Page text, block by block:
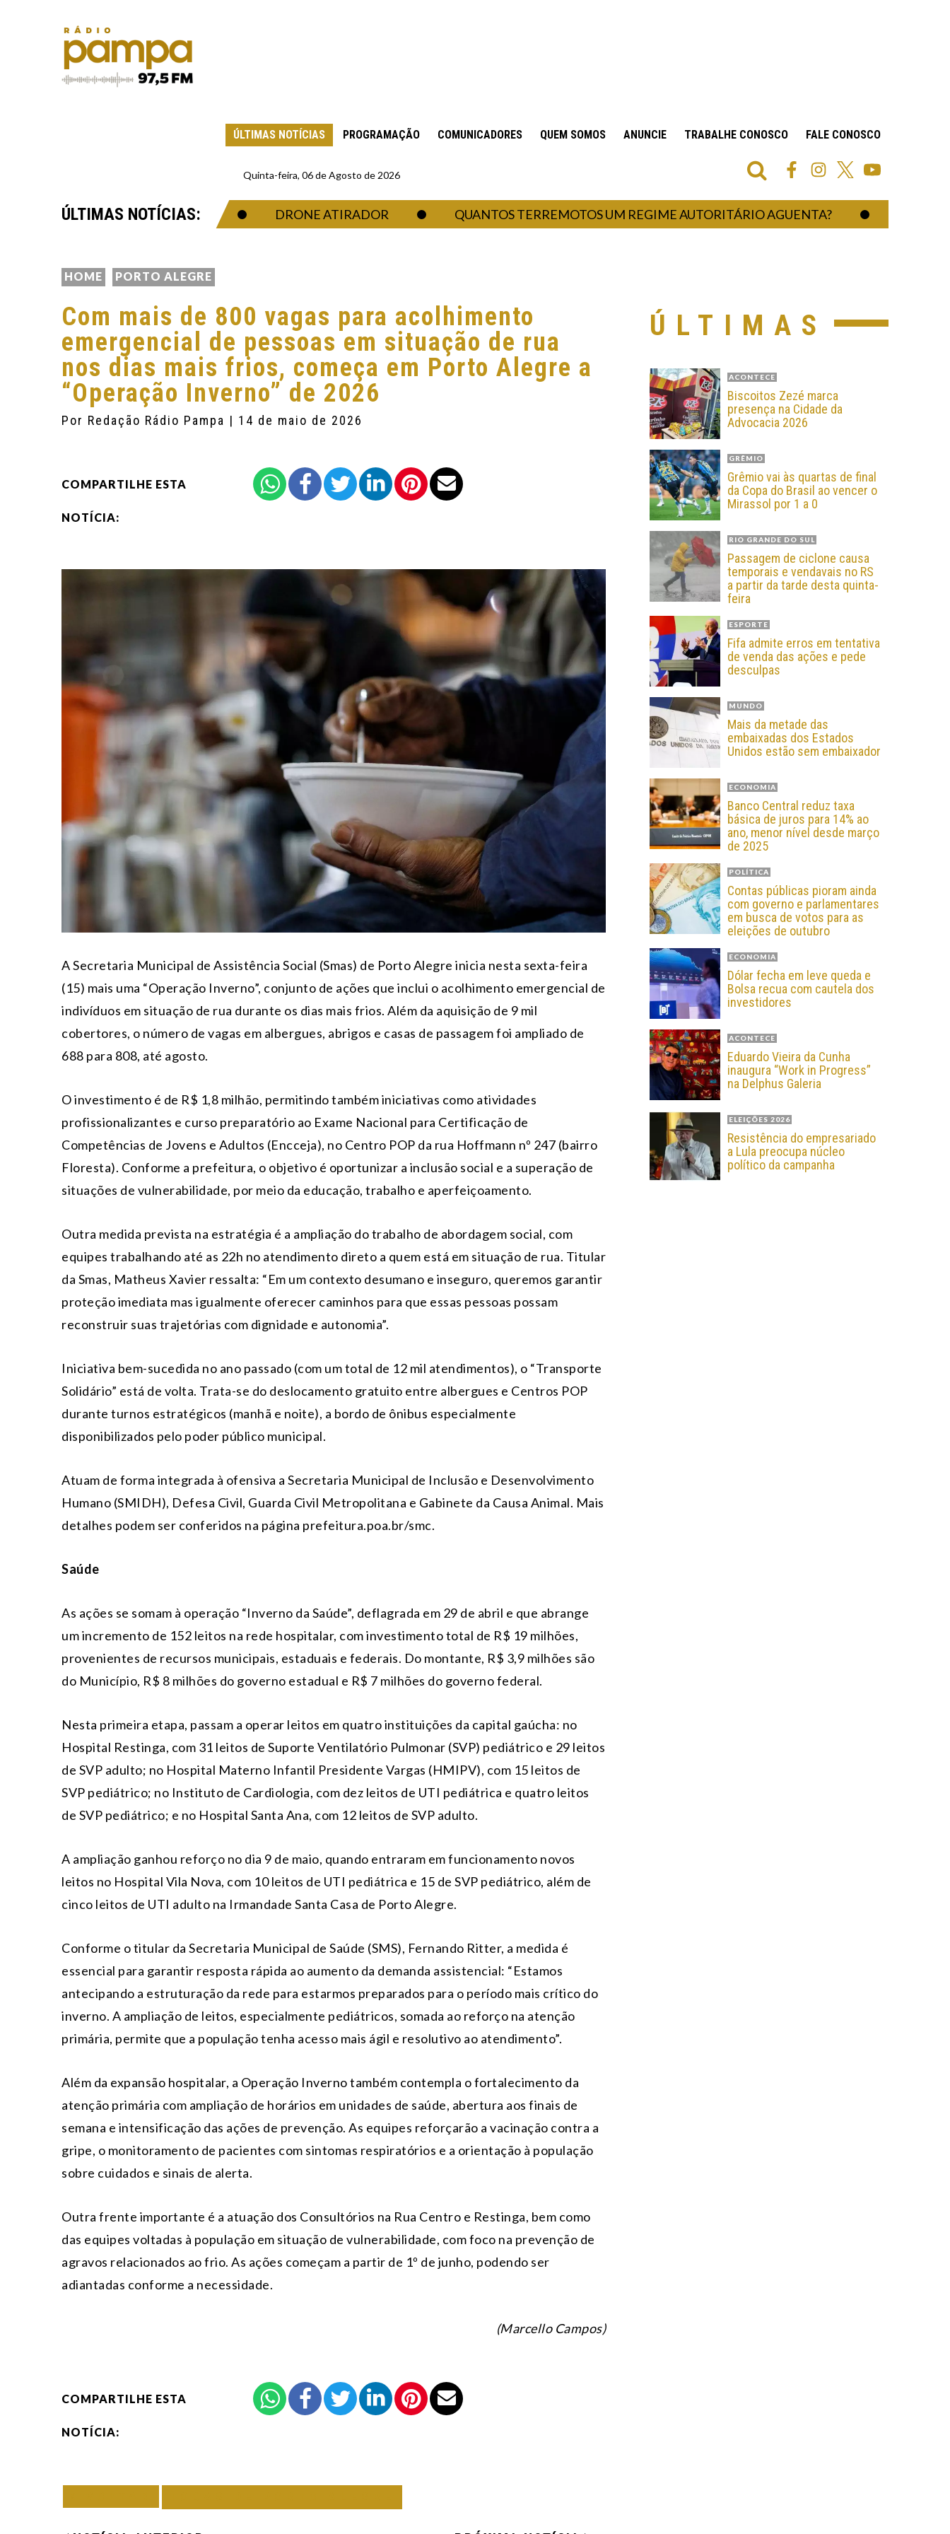
ÚLTIMAS NOTÍCIAS PROGRAMAÇÃO COMUNICADORES QUEM SOMOS ANUNCIE TRABALHE CONOSCO FALE CONOSCO
Quinta-feira, 06 de Agosto de 2026
ÚLTIMAS NOTÍCIAS:
ECONÔMICA DRONE ATIRADOR QUANTOS TERREMOTOS UM REGIME AUTORITÁRIO AGUENTA? UM HOSPITAL
HOME PORTO ALEGRE
Com mais de 800 vagas para acolhimento
emergencial de pessoas em situação de rua
nos dias mais frios, começa em Porto Alegre a
“Operação Inverno” de 2026
Por Redação Rádio Pampa | 14 de maio de 2026
COMPARTILHE ESTA
NOTÍCIA:
A Secretaria Municipal de Assistência Social (Smas) de Porto Alegre inicia nesta sexta-feira
(15) mais uma “Operação Inverno”, conjunto de ações que inclui o acolhimento emergencial de
indivíduos em situação de rua durante os dias mais frios. Além da aquisição de 9 mil
cobertores, o número de vagas em albergues, abrigos e casas de passagem foi ampliado de
688 para 808, até agosto.
O investimento é de R$ 1,8 milhão, permitindo também iniciativas como atividades
profissionalizantes e curso preparatório ao Exame Nacional para Certificação de
Competências de Jovens e Adultos (Encceja), no Centro POP da rua Hoffmann nº 247 (bairro
Floresta). Conforme a prefeitura, o objetivo é oportunizar a inclusão social e a superação de
situações de vulnerabilidade, por meio da educação, trabalho e aperfeiçoamento.
Outra medida prevista na estratégia é a ampliação do trabalho de abordagem social, com
equipes trabalhando até as 22h no atendimento direto a quem está em situação de rua. Titular
da Smas, Matheus Xavier ressalta: “Em um contexto desumano e inseguro, queremos garantir
proteção imediata mas igualmente oferecer caminhos para que essas pessoas possam
reconstruir suas trajetórias com dignidade e autonomia”.
Iniciativa bem-sucedida no ano passado (com um total de 12 mil atendimentos), o “Transporte
Solidário” está de volta. Trata-se do deslocamento gratuito entre albergues e Centros POP
durante turnos estratégicos (manhã e noite), a bordo de ônibus especialmente
disponibilizados pelo poder público municipal.
Atuam de forma integrada à ofensiva a Secretaria Municipal de Inclusão e Desenvolvimento
Humano (SMIDH), Defesa Civil, Guarda Civil Metropolitana e Gabinete da Causa Animal. Mais
detalhes podem ser conferidos na página prefeitura.poa.br/smc.
Saúde
As ações se somam à operação “Inverno da Saúde”, deflagrada em 29 de abril e que abrange
um incremento de 152 leitos na rede hospitalar, com investimento total de R$ 19 milhões,
provenientes de recursos municipais, estaduais e federais. Do montante, R$ 3,9 milhões são
do Município, R$ 8 milhões do governo estadual e R$ 7 milhões do governo federal.
Nesta primeira etapa, passam a operar leitos em quatro instituições da capital gaúcha: no
Hospital Restinga, com 31 leitos de Suporte Ventilatório Pulmonar (SVP) pediátrico e 29 leitos
de SVP adulto; no Hospital Materno Infantil Presidente Vargas (HMIPV), com 15 leitos de
SVP pediátrico; no Instituto de Cardiologia, com dez leitos de UTI pediátrica e quatro leitos
de SVP pediátrico; e no Hospital Santa Ana, com 12 leitos de SVP adulto.
A ampliação ganhou reforço no dia 9 de maio, quando entraram em funcionamento novos
leitos no Hospital Vila Nova, com 10 leitos de UTI pediátrica e 15 de SVP pediátrico, além de
cinco leitos de UTI adulto na Irmandade Santa Casa de Porto Alegre.
Conforme o titular da Secretaria Municipal de Saúde (SMS), Fernando Ritter, a medida é
essencial para garantir resposta rápida ao aumento da demanda assistencial: “Estamos
antecipando a estruturação da rede para estarmos preparados para o período mais crítico do
inverno. A ampliação de leitos, especialmente pediátricos, somada ao reforço na atenção
primária, permite que a população tenha acesso mais ágil e resolutivo ao atendimento”.
Além da expansão hospitalar, a Operação Inverno também contempla o fortalecimento da
atenção primária com ampliação de horários em unidades de saúde, abertura aos finais de
semana e intensificação das ações de prevenção. As equipes reforçarão a vacinação contra a
gripe, o monitoramento de pacientes com sintomas respiratórios e a orientação à população
sobre cuidados e sinais de alerta.
Outra frente importante é a atuação dos Consultórios na Rua Centro e Restinga, bem como
das equipes voltadas à população em situação de vulnerabilidade, com foco na prevenção de
agravos relacionados ao frio. As ações começam a partir de 1º de junho, podendo ser
adiantadas conforme a necessidade.
(Marcello Campos)
COMPARTILHE ESTA
NOTÍCIA:
ÚLTIMAS
ACONTECE
Biscoitos Zezé marca
presença na Cidade da
Advocacia 2026
GRÊMIO
Grêmio vai às quartas de final
da Copa do Brasil ao vencer o
Mirassol por 1 a 0
RIO GRANDE DO SUL
Passagem de ciclone causa
temporais e vendavais no RS
a partir da tarde desta quinta-
feira
ESPORTE
Fifa admite erros em tentativa
de venda das ações e pede
desculpas
MUNDO
Mais da metade das
embaixadas dos Estados
Unidos estão sem embaixador
ECONOMIA
Banco Central reduz taxa
básica de juros para 14% ao
ano, menor nível desde março
de 2025
POLÍTICA
Contas públicas pioram ainda
com governo e parlamentares
em busca de votos para as
eleições de outubro
ECONOMIA
Dólar fecha em leve queda e
Bolsa recua com cautela dos
investidores
ACONTECE
Eduardo Vieira da Cunha
inaugura “Work in Progress”
na Delphus Galeria
ELEIÇÕES 2026
Resistência do empresariado
a Lula preocupa núcleo
político da campanha